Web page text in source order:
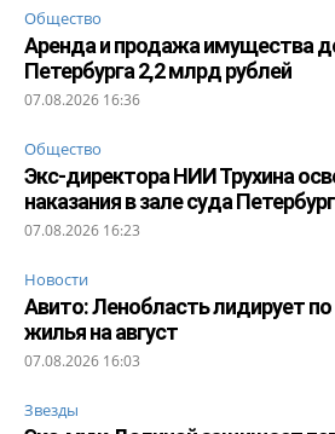
Общество
Аренда и продажа имущества
Петербурга 2,2 млрд рублей
07.08.2026 16:36
Общество
Экс-директора НИИ Трухина
наказания в зале суда
07.08.2026 16:23
Новости
Авито: Ленобласть лидирует
жилья на август
07.08.2026 16:03
Звезды